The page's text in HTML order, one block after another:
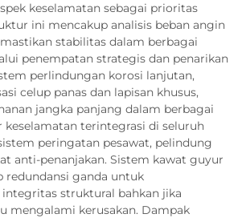
keselamatan sebagai prioritas
ini mencakup analisis beban angin
stabilitas dalam berbagai
penempatan strategis dan penarikan
perlindungan korosi lanjutan,
celup panas dan lapisan khusus,
jangka panjang dalam berbagai
terintegrasi di seluruh
peringatan pesawat, pelindung
anti-penanjakan. Sistem kawat guyur
redundansi ganda untuk
struktural bahkan jika
mengalami kerusakan. Dampak